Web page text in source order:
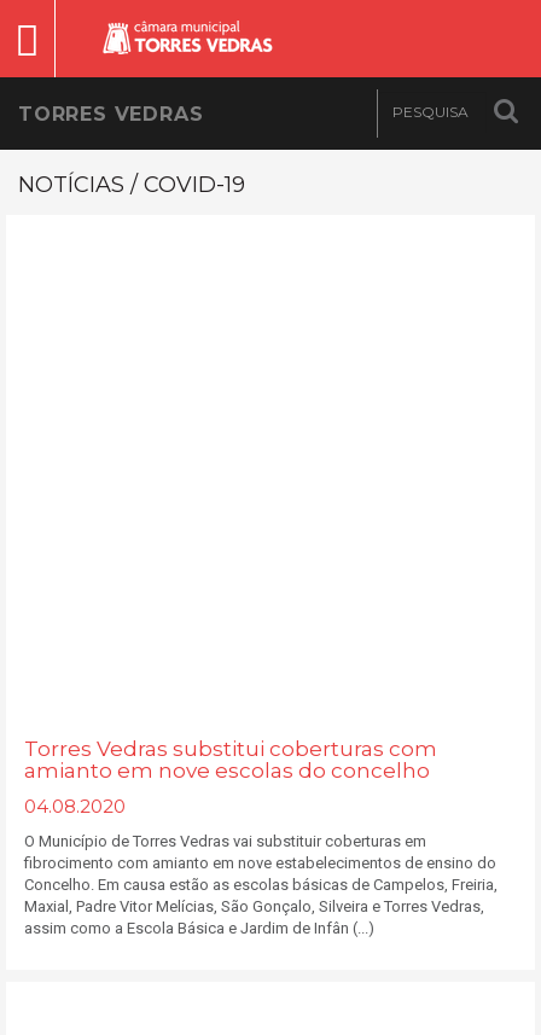
TORRES VEDRAS
NOTÍCIAS / COVID-19
Torres Vedras substitui coberturas com
amianto em nove escolas do concelho
04.08.2020
O Município de Torres Vedras vai substituir coberturas em
fibrocimento com amianto em nove estabelecimentos de ensino do
Concelho. Em causa estão as escolas básicas de Campelos, Freiria,
Maxial, Padre Vitor Melícias, São Gonçalo, Silveira e Torres Vedras,
assim como a Escola Básica e Jardim de Infân (...)